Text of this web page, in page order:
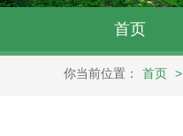
首页
你当前位置： 首页 >